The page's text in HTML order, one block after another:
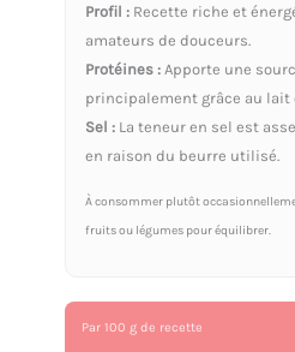
Profil : Recette riche et
amateurs de douceurs.
Protéines : Apporte une
principalement grâce au lait
Sel : La teneur en sel est
en raison du beurre utilisé.
À consommer plutôt
fruits ou légumes pour équilibrer.
Par 100 g de recette